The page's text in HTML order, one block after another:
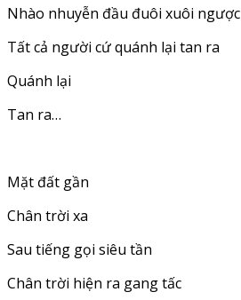
Nhào nhuyễn đầu đuôi xuôi ngược
Tất cả người cứ quánh lại tan ra
Quánh lại
Tan ra…
Mặt đất gần
Chân trời xa
Sau tiếng gọi siêu tần
Chân trời hiện ra gang tấc